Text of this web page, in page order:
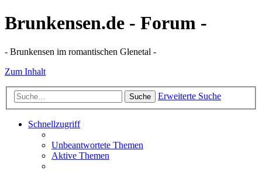
Brunkensen.de - Forum -
- Brunkensen im romantischen Glenetal -
Zum Inhalt
Suche Erweiterte Suche
Schnellzugriff
Unbeantwortete Themen
Aktive Themen